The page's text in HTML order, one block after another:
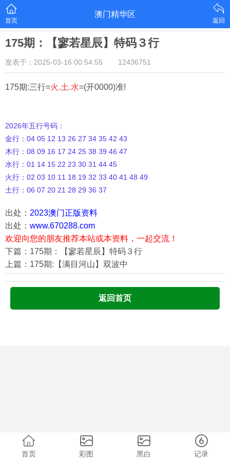
首页
澳门精华区
返回
175期：【寥若星辰】特码３行
发表于：2025-03-16 00:54:55 12436751
175期:三行=火.土.水=(开0000)准!
2026年五行号码：
金行：04 05 12 13 26 27 34 35 42 43
木行：08 09 16 17 24 25 38 39 46 47
水行：01 14 15 22 23 30 31 44 45
火行：02 03 10 11 18 19 32 33 40 41 48 49
土行：06 07 20 21 28 29 36 37
出处： 2023澳门正版资料
出处： www.670288.com
欢迎向您的朋友推荐本站或本资料，一起交流！
下篇：175期：【寥若星辰】特码３行
上篇：175期:【满目河山】双波中
返回首页
首页 彩图 黑白 记录